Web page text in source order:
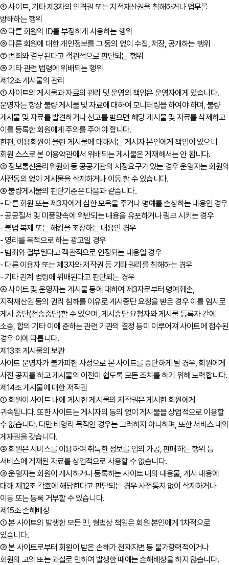
④ 사이트, 기타 제3자의 인격권 또는 지적재산권을 침해하거나 업무를
방해하는 행위
⑤ 다른 회원의 ID를 부정하게 사용하는 행위
⑥ 다른 회원에 대한 개인정보를 그 동의 없이 수집, 저장, 공개하는 행위
⑦ 범죄와 결부된다고 객관적으로 판단되는 행위
⑧ 기타 관련 법령에 위배되는 행위
제12조 게시물의 관리
① 사이트의 게시물과 자료의 관리 및 운영의 책임은 운영자에게 있습니다.
운영자는 항상 불량 게시물 및 자료에 대하여 모니터링을 하여야 하며, 불량
게시물 및 자료를 발견하거나 신고를 받으면 해당 게시물 및 자료를 삭제하고
이를 등록한 회원에게 주의를 주어야 합니다.
한편, 이용회원이 올린 게시물에 대해서는 게시자 본인에게 책임이 있으니
회원 스스로 본 이용약관에서 위배되는 게시물은 게재해서는 안 됩니다.
② 정보통신윤리위원회 등 공공기관의 시정요구가 있는 경우 운영자는 회원의
사전동의 없이 게시물을 삭제하거나 이동 할 수 있습니다.
③ 불량게시물의 판단기준은 다음과 같습니다.
- 다른 회원 또는 제3자에게 심한 모욕을 주거나 명예를 손상하는 내용인 경우
- 공공질서 및 미풍양속에 위반되는 내용을 유포하거나 링크 시키는 경우
- 불법 복제 또는 해킹을 조장하는 내용인 경우
- 영리를 목적으로 하는 광고일 경우
- 범죄와 결부된다고 객관적으로 인정되는 내용일 경우
- 다른 이용자 또는 제3자와 저작권 등 기타 권리를 침해하는 경우
- 기타 관계 법령에 위배된다고 판단되는 경우
④ 사이트 및 운영자는 게시물 등에 대하여 제3자로부터 명예훼손,
지적재산권 등의 권리 침해를 이유로 게시중단 요청을 받은 경우 이를 임시로
게시 중단(전송중단)할 수 있으며, 게시중단 요청자와 게시물 등록자 간에
소송, 합의 기타 이에 준하는 관련 기관의 결정 등이 이루어져 사이트에 접수된
경우 이에 따릅니다.
제13조 게시물의 보관
사이트 운영자가 불가피한 사정으로 본 사이트를 중단하게 될 경우, 회원에게
사전 공지를 하고 게시물의 이전이 쉽도록 모든 조치를 하기 위해 노력합니다.
제14조 게시물에 대한 저작권
① 회원이 사이트 내에 게시한 게시물의 저작권은 게시한 회원에게
귀속됩니다. 또한 사이트는 게시자의 동의 없이 게시물을 상업적으로 이용할
수 없습니다. 다만 비영리 목적인 경우는 그러하지 아니하며, 또한 서비스 내의
게재권을 갖습니다.
② 회원은 서비스를 이용하여 취득한 정보를 임의 가공, 판매하는 행위 등
서비스에 게재된 자료를 상업적으로 사용할 수 없습니다.
③ 운영자는 회원이 게시하거나 등록하는 사이트 내의 내용물, 게시 내용에
대해 제12조 각호에 해당한다고 판단되는 경우 사전통지 없이 삭제하거나
이동 또는 등록 거부할 수 있습니다.
제15조 손해배상
① 본 사이트의 발생한 모든 민, 형법상 책임은 회원 본인에게 1차적으로
있습니다.
② 본 사이트로부터 회원이 받은 손해가 천재지변 등 불가항력적이거나
회원의 고의 또는 과실로 인하여 발생한 때에는 손해배상을 하지 않습니다.